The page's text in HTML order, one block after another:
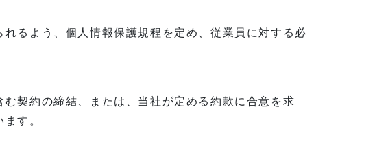
るよう、個人情報保護規程を定め、従業員に対する必
契約の締結、または、当社が定める約款に合意を求
す。